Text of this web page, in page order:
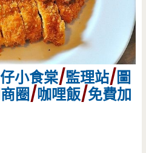
小食棠/監理站/圖
圈/咖哩飯/免費加